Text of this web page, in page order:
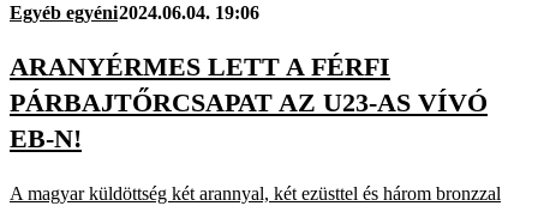
Egyéb egyéni2024.06.04. 19:06
ARANYÉRMES LETT A FÉRFI
PÁRBAJTŐRCSAPAT AZ U23-AS VÍVÓ
EB-N!
A magyar küldöttség két arannyal, két ezüsttel és három bronzzal